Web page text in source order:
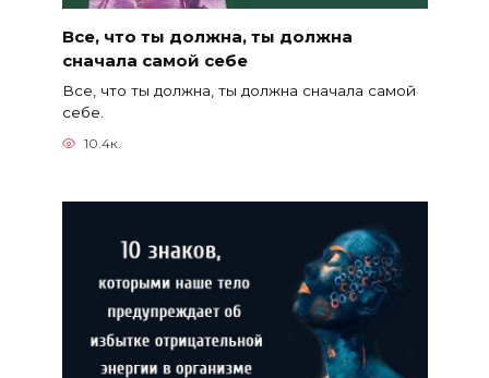
Все, что ты должна, ты должна
сначала самой себе
Все, что ты должна, ты должна сначала самой
себе.
10.4к.